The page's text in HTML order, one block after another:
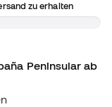
zu erhalten
Peninsular ab